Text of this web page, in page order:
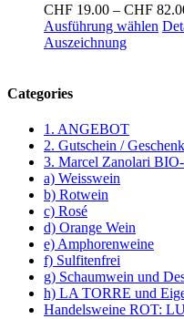
CHF 19.00 – CHF
Ausführung wählen
Auszeichnung
Categories
1. ANGEBOT
2. Gutschein /
3. Marcel Zanolari
a) Weisswein
b) Rotwein
c) Rosé
d) Orange Wein
e) Amphorenweine
f) Sulfitenfrei
g) Schaumwein und
h) LA TORRE und
Handelsweine ROT: